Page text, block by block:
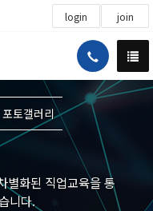
login join
포토갤러리
별화된 직업교육을 통
니다.